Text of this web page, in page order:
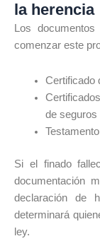
la herencia
Los
comenzar este
Certificado
de seguros
Si el finado
documentación
declaración de
determinará
ley.